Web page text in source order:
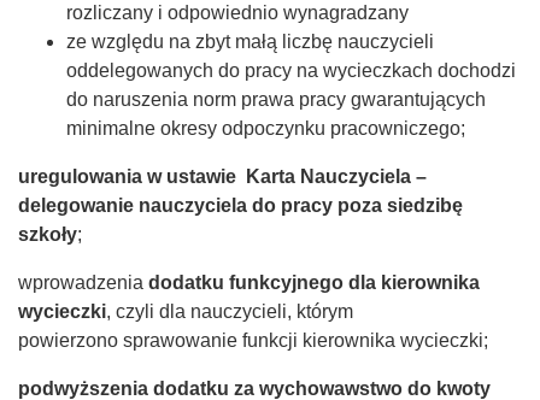
rozliczany i odpowiednio wynagradzany
ze względu na zbyt małą liczbę nauczycieli
oddelegowanych do pracy na wycieczkach dochodzi
do naruszenia norm prawa pracy gwarantujących
minimalne okresy odpoczynku pracowniczego;
uregulowania w ustawie Karta Nauczyciela –
delegowanie nauczyciela do pracy poza siedzibę
szkoły;
wprowadzenia dodatku funkcyjnego dla kierownika
wycieczki, czyli dla nauczycieli, którym
powierzono sprawowanie funkcji kierownika wycieczki;
podwyższenia dodatku za wychowawstwo do kwoty